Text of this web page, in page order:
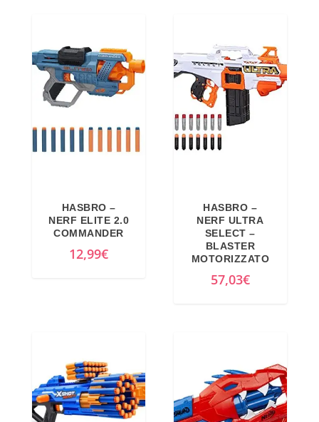
HASBRO –
NERF ELITE 2.0
COMMANDER
12,99€
HASBRO –
NERF ULTRA
SELECT –
BLASTER
MOTORIZZATO
57,03€